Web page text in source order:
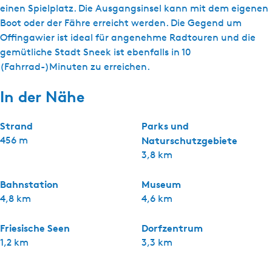
einen Spielplatz. Die Ausgangsinsel kann mit dem eigenen
Boot oder der Fähre erreicht werden. Die Gegend um
Offingawier ist ideal für angenehme Radtouren und die
gemütliche Stadt Sneek ist ebenfalls in 10
(Fahrrad-)Minuten zu erreichen.
In der Nähe
Strand
456 m
Parks und
Naturschutzgebiete
3,8 km
Bahnstation
4,8 km
Museum
4,6 km
Friesische Seen
1,2 km
Dorfzentrum
3,3 km